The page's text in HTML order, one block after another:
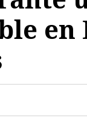
en